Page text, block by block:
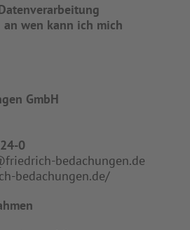
wen kann ich mich
GmbH
0
bedachungen.de
bedachungen.de/